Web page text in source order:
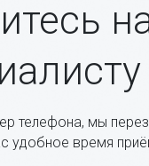
телефона, мы
удобное время